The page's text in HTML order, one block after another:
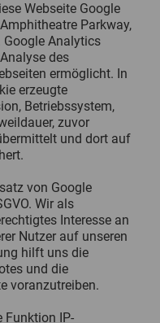
Webseite Google
Parkway,
Google Analytics
des
ermöglicht. In
erzeugte
Betriebssystem,
zuvor
und dort auf
von Google
Wir als
Interesse an
Nutzer auf unseren
hilft uns die
und die
voranzutreiben.
Funktion IP-